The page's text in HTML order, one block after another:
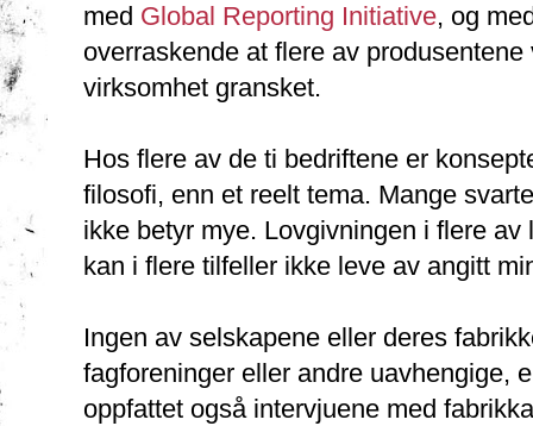
med Global Reporting Initiative, og
overraskende at flere av
virksomhet gransket.
Hos flere av de ti bedriftene er
filosofi, enn et reelt tema. Mange
ikke betyr mye. Lovgivningen i flere
kan i flere tilfeller ikke leve av angitt
Ingen av selskapene eller deres
fagforeninger eller andre uavhengige,
oppfattet også intervjuene med